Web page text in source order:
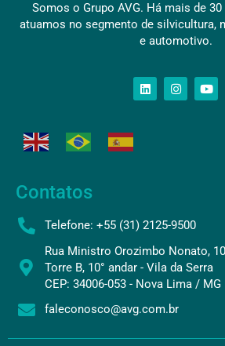
Somos o Grupo AVG. Há mais de
atuamos no segmento de silvicultura,
e automotivo.
Contatos
Telefone: +55 (31) 2125-9500
Rua Ministro Orozimbo Nonato,
Torre B, 10° andar - Vila da Serra
CEP: 34006-053 - Nova Lima / MG
faleconosco@avg.com.br